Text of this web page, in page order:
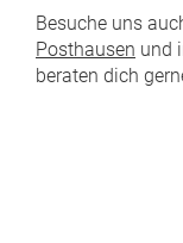
Besuche uns
Posthausen und
beraten dich